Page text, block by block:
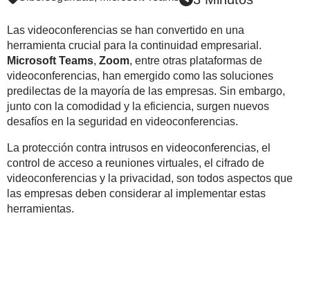
Las videoconferencias se han convertido en una
herramienta crucial para la continuidad empresarial.
Microsoft Teams, Zoom, entre otras plataformas de
videoconferencias, han emergido como las soluciones
predilectas de la mayoría de las empresas. Sin embargo,
junto con la comodidad y la eficiencia, surgen nuevos
desafíos en la seguridad en videoconferencias.
La protección contra intrusos en videoconferencias, el
control de acceso a reuniones virtuales, el cifrado de
videoconferencias y la privacidad, son todos aspectos que
las empresas deben considerar al implementar estas
herramientas.